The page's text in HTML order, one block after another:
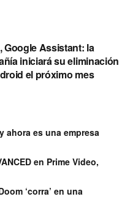
Google Assistant: la
iniciará su eliminación
el próximo mes
ahora es una empresa
en Prime Video,
‘corra’ en una